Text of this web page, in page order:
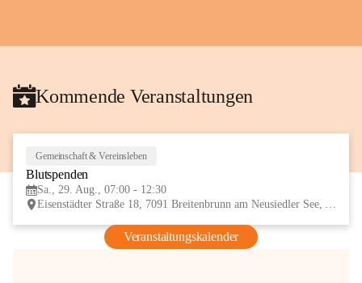
Kommende Veranstaltungen
Gemeinschaft & Vereinsleben
Blutspenden
Sa., 29. Aug., 07:00 - 12:30
Eisenstädter Straße 18, 7091 Breitenbrunn am Neusiedler See, AUT
Veranstaltungskalender